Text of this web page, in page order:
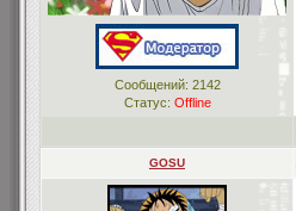
Сообщений: 2142
Статус: Offline
GOSU